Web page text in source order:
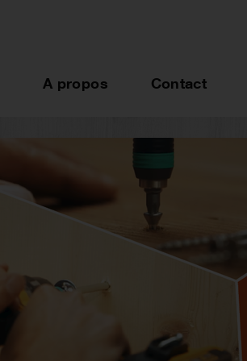
A propos Contact